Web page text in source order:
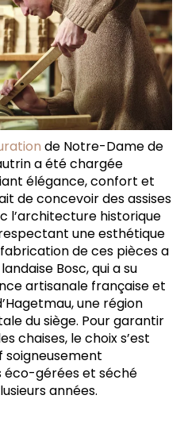
de Notre-Dame de
a été chargée
élégance, confort et
de concevoir des assises
l’architecture historique
une esthétique
de ces pièces a
Bosc, qui a su
artisanale française et
une région
du siège. Pour garantir
chaises, le choix s’est
soigneusement
éco-gérées et séché
années.